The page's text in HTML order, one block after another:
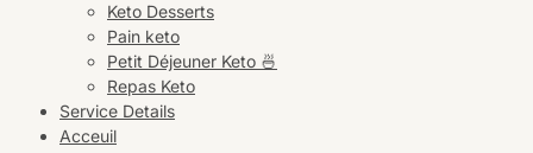
Keto Desserts
Pain keto
Petit Déjeuner Keto 🍜
Repas Keto
Service Details
Acceuil